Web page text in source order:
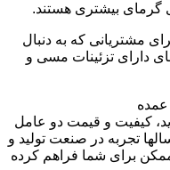
گرمای بیشتری هستند.
مشتریانی که به دنبال
دارای تزئینات مسی و
عمده
کیفیت و قیمت دو عامل
تجربه در صنعت تولید و
برای شما فراهم کرده